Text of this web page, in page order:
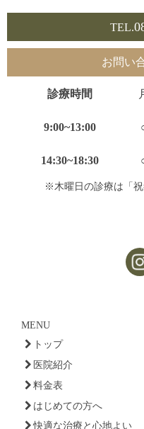
TEL.
お問い
診療時間
9:00~13:00
14:30~18:30
※木曜日の診療は「
MENU
トップ
医院紹介
料金表
はじめての方へ
快適な治療と心地よい